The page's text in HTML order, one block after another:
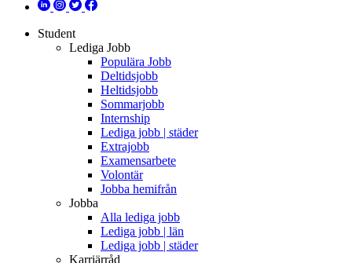
Student
Lediga Jobb
Populära Jobb
Deltidsjobb
Heltidsjobb
Sommarjobb
Internship
Lediga jobb | städer
Extrajobb
Examensarbete
Volontär
Jobba hemifrån
Jobba
Alla lediga jobb
Lediga jobb | län
Lediga jobb | städer
Karriärråd